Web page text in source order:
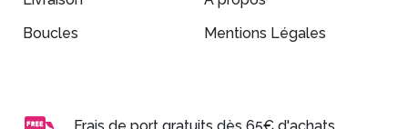
Boucles
Mentions Légales
Frais de port gratuits dès 65€ d'achats